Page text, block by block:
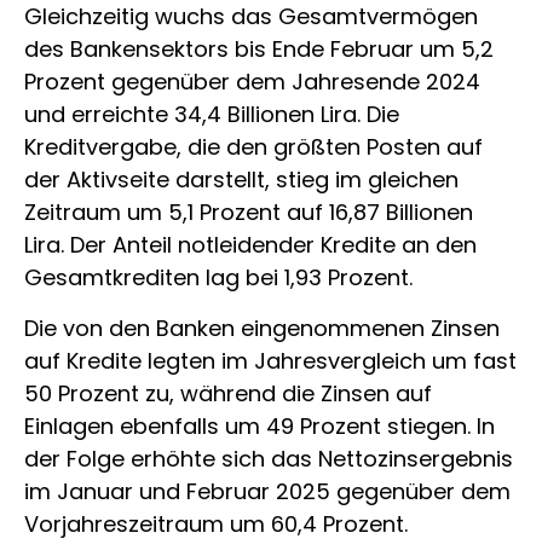
Gleichzeitig wuchs das Gesamtvermögen
des Bankensektors bis Ende Februar um 5,2
Prozent gegenüber dem Jahresende 2024
und erreichte 34,4 Billionen Lira. Die
Kreditvergabe, die den größten Posten auf
der Aktivseite darstellt, stieg im gleichen
Zeitraum um 5,1 Prozent auf 16,87 Billionen
Lira. Der Anteil notleidender Kredite an den
Gesamtkrediten lag bei 1,93 Prozent.
Die von den Banken eingenommenen Zinsen
auf Kredite legten im Jahresvergleich um fast
50 Prozent zu, während die Zinsen auf
Einlagen ebenfalls um 49 Prozent stiegen. In
der Folge erhöhte sich das Nettozinsergebnis
im Januar und Februar 2025 gegenüber dem
Vorjahreszeitraum um 60,4 Prozent.